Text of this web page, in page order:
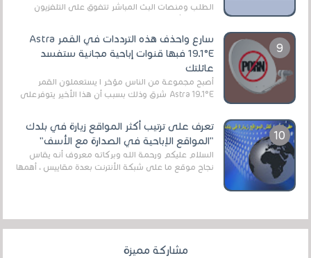
الطلب ومنصات البث المباشر تتفوق على التلفزيون
الرقمي الأرضي التقليدي، يُعدّ IPTV-org خيار...
سارع واحذف هذه الترددات في القمر Astra
19.1°E فبها قنوات إباحية مجانية ستفسد
عائلتك
أصبح مجموعة من الناس مؤخر ا يستعملون القمر
Astra 19.1°E شرق وذلك بسبب أن هذا الأخير يتوفرعلى
تعرف على ترتيب أكثر المواقع زيارة في بلدك
"المواقع الإباحية في الصدارة مع الأسف"
السلام عليكم ورحمة الله وبركاته معروف أنه يقاس
نجاح موقع ما على شبكة الأنترنت بعدة مقاييس ، أهمها
مشاركة مميزة